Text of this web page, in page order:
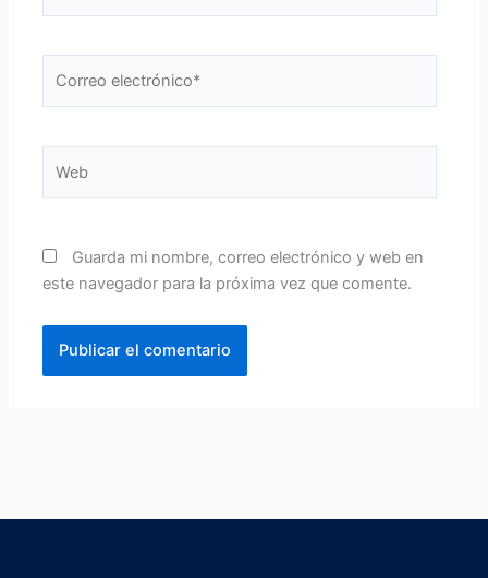
Guarda mi nombre, correo electrónico y web en
este navegador para la próxima vez que comente.